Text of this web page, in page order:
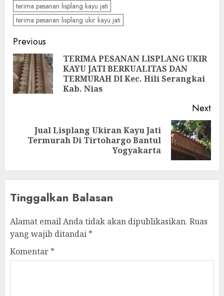
terima pesanan lisplang kayu jati
terima pesanan lisplang ukir kayu jati
Previous
TERIMA PESANAN LISPLANG UKIR
KAYU JATI BERKUALITAS DAN
TERMURAH DI Kec. Hili Serangkai
Kab. Nias
Next
Jual Lisplang Ukiran Kayu Jati
Termurah Di Tirtohargo Bantul
Yogyakarta
Tinggalkan Balasan
Alamat email Anda tidak akan dipublikasikan. Ruas
yang wajib ditandai *
Komentar *